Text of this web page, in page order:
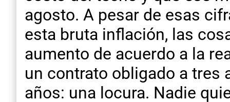
agosto. A pesar de esas
esta bruta inflación, las
aumento de acuerdo a la
un contrato obligado a tres
años: una locura. Nadie